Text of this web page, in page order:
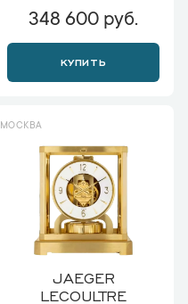
348 600 руб.
КУПИТЬ
МОСКВА
JAEGER
LECOULTRE